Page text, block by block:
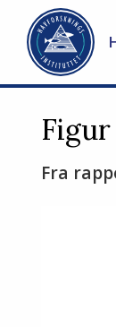
Gå til
Figur
Fra